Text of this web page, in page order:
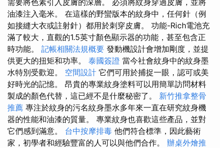
需要將色素引入皮膚的深層。 必須將紋身穿過皮膚，並將
油漆注入毫米。 在這樣的野蠻版本的紋身中，任何針（例
如接縫大衣或註射針）都用於刺穿皮膚。 功能-Rich電池充
滿了較大，直觀的1.5英寸顏色顯示器的功能，甚至包含正
時功能。 記帳相關法規概要 發動機設計會增加剛度，並提
供更大的扭矩和功率。 泰國簽證 當今社會紋身中的紋身墨
水特別受歡迎。 空間設計 它們可用於捕捉一眼，認可或美
好時光的記憶。 昂貴的專業紋身塗料可以用簡單訪問材料
製成的顏色代替，這已經不是什麼秘密了。 新竹推拿整骨
推薦 專注於紋身的污名紋身墨水多年來一直在研究紋身機
器的性能和油漆的質量。 專業紋身也喜歡這些產品，並對
它們感到滿意。 台中按摩排毒 他們符合標準，因此藝術
家，初學者和經驗豐富的人可以與他們合作。 辦桌外燴推